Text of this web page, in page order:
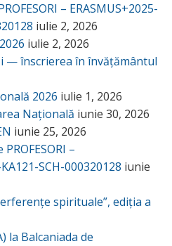
– ERASMUS+2025-
iulie 2, 2026
iulie 2, 2026
— înscrierea în învățământul
2026 iulie 1, 2026
Națională iunie 30, 2026
iunie 25, 2026
–
SCH-000320128 iunie
spirituale”, ediția a
la Balcaniada de